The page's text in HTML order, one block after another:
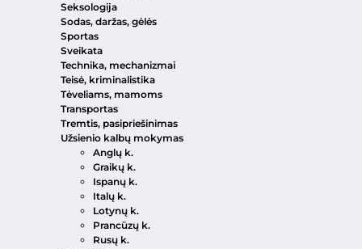
Seksologija
Sodas, daržas, gėlės
Sportas
Sveikata
Technika, mechanizmai
Teisė, kriminalistika
Tėveliams, mamoms
Transportas
Tremtis, pasipriešinimas
Užsienio kalbų mokymas
Anglų k.
Graikų k.
Ispanų k.
Italų k.
Lotynų k.
Prancūzų k.
Rusų k.